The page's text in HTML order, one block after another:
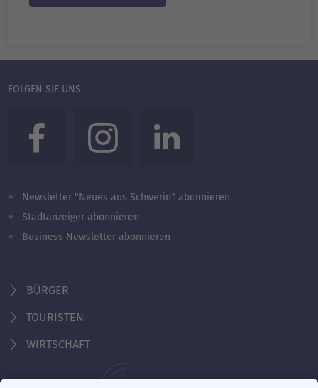
FOLGEN SIE UNS
Newsletter "Neues aus Schwerin" abonnieren
Stadtanzeiger abonnieren
Business Newsletter abonnieren
BÜRGER
TOURISTEN
WIRTSCHAFT